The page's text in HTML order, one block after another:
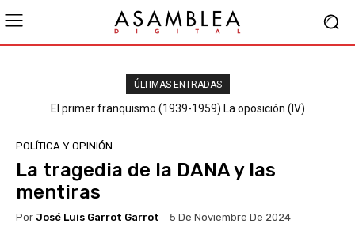
ÚLTIMAS ENTRADAS
El primer franquismo (1939-1959) La oposición (III) El PSOE
POLÍTICA Y OPINIÓN
La tragedia de la DANA y las
mentiras
Por José Luis Garrot Garrot 5 De Noviembre De 2024